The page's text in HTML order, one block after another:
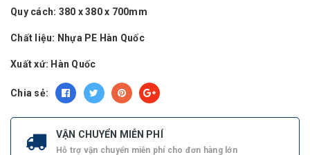
Quy cách: 380 x 380 x 700mm
Chất liệu: Nhựa PE Hàn Quốc
Xuất xứ: Hàn Quốc
Chia sẻ:
VẬN CHUYỂN MIỄN PHÍ
Hỗ trợ vận chuyển miễn phí cho đơn hàng lớn